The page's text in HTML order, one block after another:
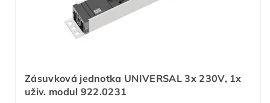
Zásuvková jednotka UNIVERSAL 3x 230V, 1x
uživ. modul 922.0231